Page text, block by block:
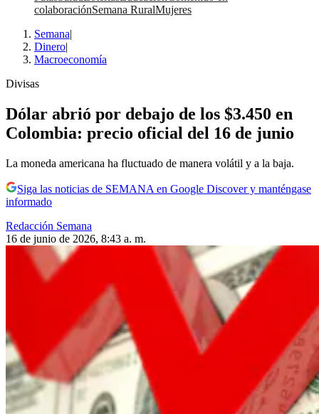
colaboraciónSemana RuralMujeres
Semana|
Dinero|
Macroeconomía
Divisas
Dólar abrió por debajo de los $3.450 en
Colombia: precio oficial del 16 de junio
La moneda americana ha fluctuado de manera volátil y a la baja.
Siga las noticias de SEMANA en Google Discover y manténgase
informado
Redacción Semana
16 de junio de 2026, 8:43 a. m.